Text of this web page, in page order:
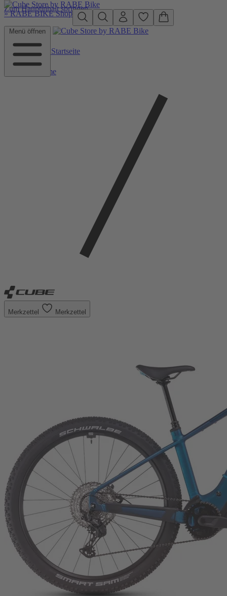
Zum Hauptinhalt springen
»RABE BIKE Shop
Menü öffnen
Zurück zu Startseite
Home
Merkzettel Merkzettel